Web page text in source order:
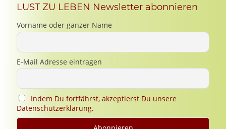
LUST ZU LEBEN Newsletter abonnieren
Vorname oder ganzer Name
E-Mail Adresse eintragen
Indem Du fortfährst, akzeptierst Du unsere
Datenschutzerklärung.